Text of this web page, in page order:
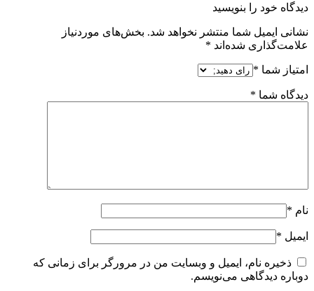
دیدگاه خود را بنویسید
نشانی ایمیل شما منتشر نخواهد شد. بخش‌های موردنیاز
علامت‌گذاری شده‌اند *
امتیاز شما *
دیدگاه شما *
نام *
ایمیل *
ذخیره نام، ایمیل و وبسایت من در مرورگر برای زمانی که
دوباره دیدگاهی می‌نویسم.